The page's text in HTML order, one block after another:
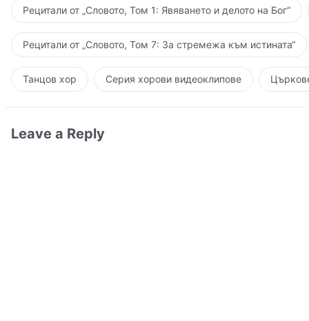
Рецитали от „Словото, Том 1: Явяването и делото на Бог“
Рецитали от „Словото, Том 7: За стремежа към истината“
Танцов хор Серия хорови видеоклипове
Leave a Reply